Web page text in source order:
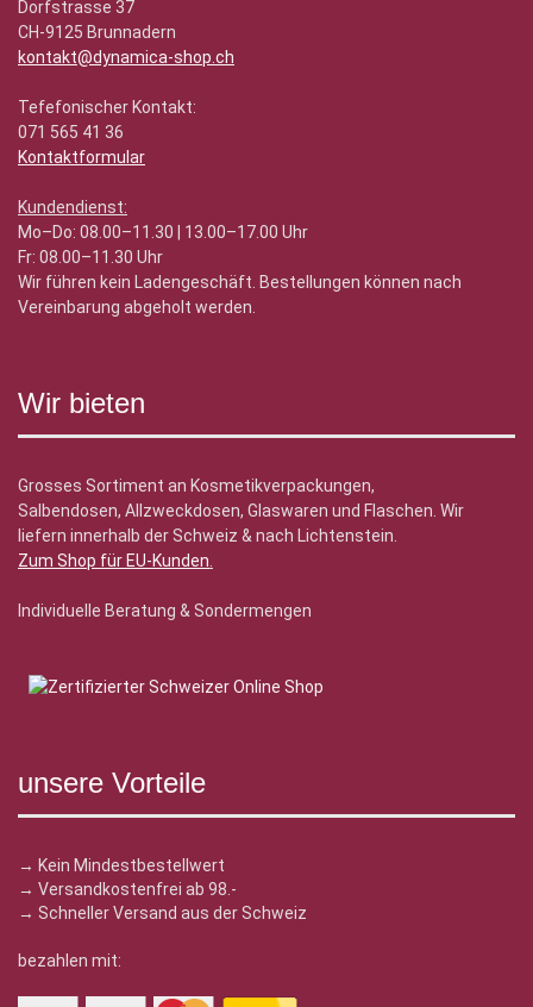
Dorfstrasse 37
CH-9125 Brunnadern
kontakt@dynamica-shop.ch
Tefefonischer Kontakt:
071 565 41 36
Kontaktformular
Kundendienst:
Mo–Do: 08.00–11.30 | 13.00–17.00 Uhr
Fr: 08.00–11.30 Uhr
Wir führen kein Ladengeschäft. Bestellungen können nach
Vereinbarung abgeholt werden.
Wir bieten
Grosses Sortiment an Kosmetikverpackungen,
Salbendosen, Allzweckdosen, Glaswaren und Flaschen. Wir
liefern innerhalb der Schweiz & nach Lichtenstein.
Zum Shop für EU-Kunden.
Individuelle Beratung & Sondermengen
unsere Vorteile
→ Kein Mindestbestellwert
→ Versandkostenfrei ab 98.-
→ Schneller Versand aus der Schweiz
bezahlen mit: